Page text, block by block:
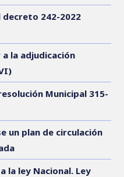
decreto 242-2022
a la adjudicación
Municipal 315-
un plan de circulación
la ley Nacional. Ley